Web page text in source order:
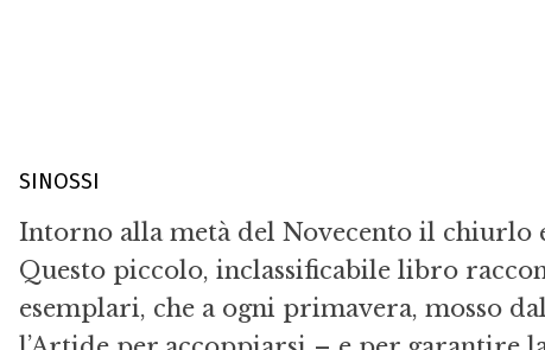
SINOSSI
Intorno alla metà del Novecento il chiurlo
Questo piccolo, in­classificabile libro
esemplari, che a ogni primavera, mosso